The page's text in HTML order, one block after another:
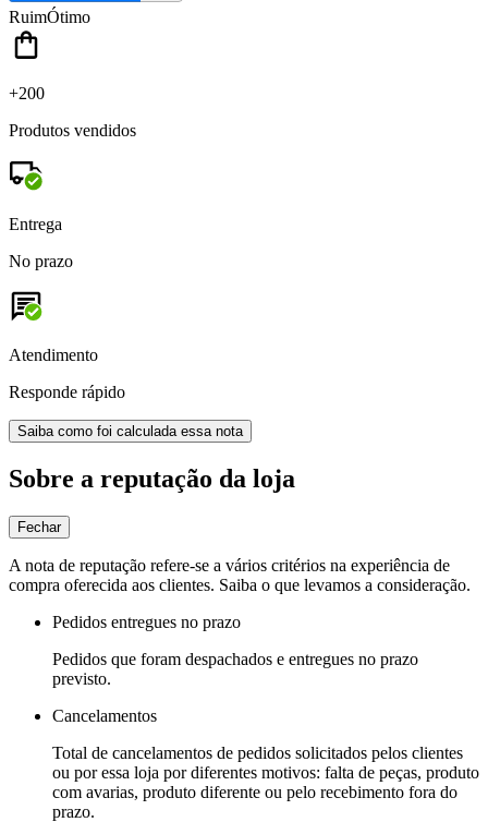
RuimÓtimo
+200
Produtos vendidos
Entrega
No prazo
Atendimento
Responde rápido
Saiba como foi calculada essa nota
Sobre a reputação da loja
Fechar
A nota de reputação refere-se a vários critérios na experiência de
compra oferecida aos clientes. Saiba o que levamos a consideração.
Pedidos entregues no prazo
Pedidos que foram despachados e entregues no prazo
previsto.
Cancelamentos
Total de cancelamentos de pedidos solicitados pelos clientes
ou por essa loja por diferentes motivos: falta de peças, produto
com avarias, produto diferente ou pelo recebimento fora do
prazo.